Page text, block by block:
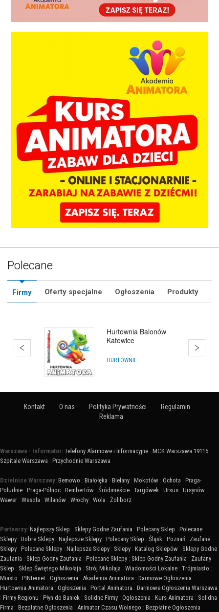
Polecane
Firmy Oferty specjalne Ogłoszenia Produkty
Katalog Animatorów
Zabaw -
ANIMATORZY
Kontakt O nas Polityka Prywatności
Regulamin
Reklama
Warszawa - Informator: Telefony Alarmowe i Informacyjne : MCK Warszawa 19115 :
Szpitale Warszawa : Przychodnie Warszawa
Dzielnice Warszawy: Bemowo : Białołęka : Bielany : Mokotów : Ochota : Praga-
Południe : Praga-Północ : Rembertów : Śródmieście : Targówek : Ursus : Ursynów :
Wawer : Wesoła : Wilanów : Włochy : Wola : Żoliborz
Partnerzy: Najlepszy Sklep : Sklepy Godne Zaufania : Polecany Sklep : Polecane
Sklepy : Dobre Sklepy : Najlepsze Sklepy : Polecany Sklep : Śląsk : Poznań : Zaufane
Sklepy : Polecane Sklepy : Najlepsze Sklepy : Sklepy : Katalog Sklepów : Sklepy Godne
Zaufania : Sklep Godny Zaufania : Polecane Sklepy : Sklep Godny Zaufania : Zaufany
Sklep : Sklep Świętego Mikołaja : Strój Mikołaja : Wiadomości Lokalne : Trójmiasto :
Miasto : PINternet : Ogłoszenia : Akademia Animatora : Darmowe Ogłoszenia :
Hurtownia Animatora : Ogłoszenia : Portal Animatora : Darmowe Ogłoszenia Warszawa
: Firmy Regionu : Płyn do Baniek : Solidne Firmy : Ogłoszenia : Kurs Animatora : Solidna
Firma : Bezpłatne Ogłoszenia : Animator Czasu Wolnego : Bezpłatne Ogłoszenia